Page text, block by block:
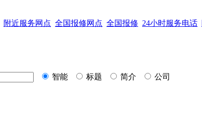
附近服务网点 全国报修网点 全国报修 24小时服务电话
智能
标题 简介
公司